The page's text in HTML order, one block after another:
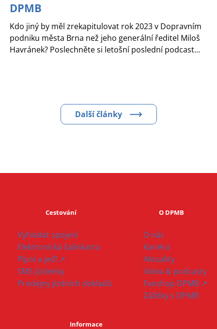
DPMB
Kdo jiný by měl zrekapitulovat rok 2023 v Dopravním
podniku města Brna než jeho generální ředitel Miloš
Havránek? Poslechněte si letošní poslední podcast...
Další články
Cestování
Vyhledat spojení
Elektronická šalinkarta
Pípni a jeď! ↗
SMS jízdenky
Prodejny jízdních dokladů
O DPMB
O nás
Kariéra
Aktuality
Videa & podcasty
Fanshop DPMB ↗
Zážitky s DPMB
Informace